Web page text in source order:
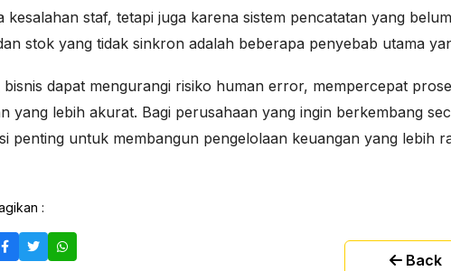
staf, tetapi juga karena sistem pencatatan yang
stok yang tidak sinkron adalah beberapa penyebab utama
bisnis dapat mengurangi risiko human error, mempercepat
yang lebih akurat. Bagi perusahaan yang ingin berkembang
penting untuk membangun pengelolaan keuangan yang lebih
:
Back